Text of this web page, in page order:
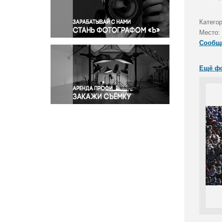
Правосудие
Происшествия и конфликты
Религия
Светская жизнь
Спорт
Экология
Экономика и бизнес
Место:
Ещё